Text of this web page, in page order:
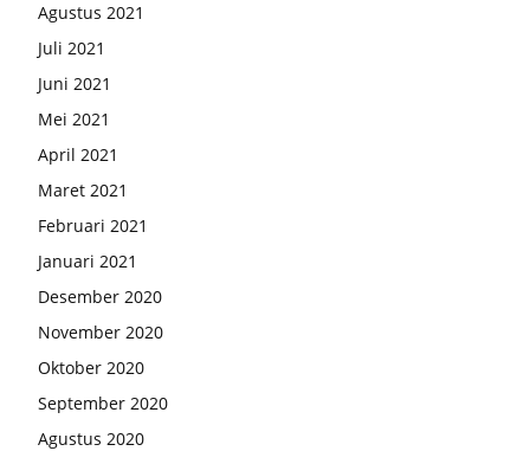
Agustus 2021
Juli 2021
Juni 2021
Mei 2021
April 2021
Maret 2021
Februari 2021
Januari 2021
Desember 2020
November 2020
Oktober 2020
September 2020
Agustus 2020